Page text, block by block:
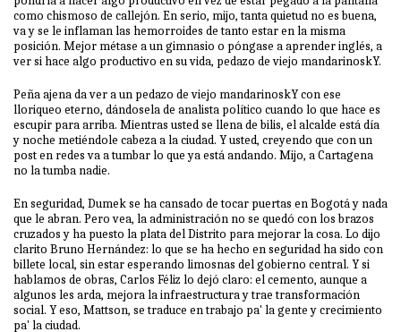
como chismoso de callejón. En serio, mijo, tanta quietud no es buena,
va y se le inflaman las hemorroides de tanto estar en la misma
posición. Mejor métase a un gimnasio o póngase a aprender inglés, a
ver si hace algo productivo en su vida, pedazo de viejo mandarinoskY.
Peña ajena da ver a un pedazo de viejo mandarinoskY con ese
lloriqueo eterno, dándosela de analista político cuando lo que hace es
escupir para arriba. Mientras usted se llena de bilis, el alcalde está día
y noche metiéndole cabeza a la ciudad. Y usted, creyendo que con un
post en redes va a tumbar lo que ya está andando. Mijo, a Cartagena
no la tumba nadie.
En seguridad, Dumek se ha cansado de tocar puertas en Bogotá y nada
que le abran. Pero vea, la administración no se quedó con los brazos
cruzados y ha puesto la plata del Distrito para mejorar la cosa. Lo dijo
clarito Bruno Hernández: lo que se ha hecho en seguridad ha sido con
billete local, sin estar esperando limosnas del gobierno central. Y si
hablamos de obras, Carlos Féliz lo dejó claro: el cemento, aunque a
algunos les arda, mejora la infraestructura y trae transformación
social. Y eso, Mattson, se traduce en trabajo pa' la gente y crecimiento
pa' la ciudad.